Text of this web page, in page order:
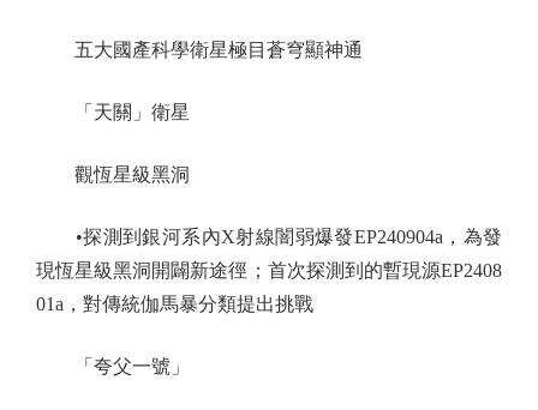
五大國產科學衛星極目蒼穹顯神通
「天關」衛星
觀恆星級黑洞
•探測到銀河系內X射線闇弱爆發EP240904a，為發
現恆星級黑洞開闢新途徑；首次探測到的暫現源EP2408
01a，對傳統伽馬暴分類提出挑戰
「夸父一號」